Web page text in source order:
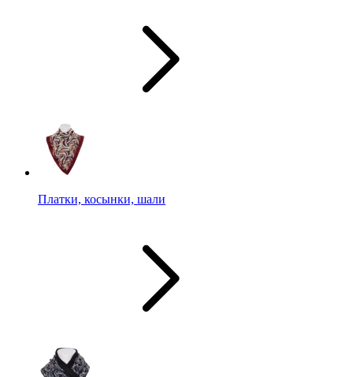
Платки, косынки, шали